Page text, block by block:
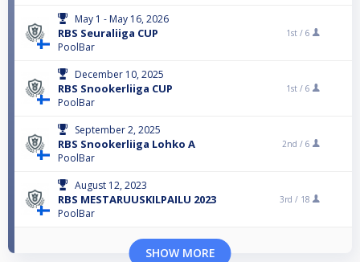
May 1 - May 16, 2026
RBS Seuraliiga CUP
PoolBar
1st / 6
December 10, 2025
RBS Snookerliiga CUP
PoolBar
1st / 6
September 2, 2025
RBS Snookerliiga Lohko A
PoolBar
2nd / 6
August 12, 2023
RBS MESTARUUSKILPAILU 2023
PoolBar
3rd / 18
SHOW MORE